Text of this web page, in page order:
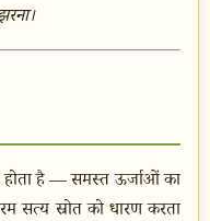
है — समस्त ऊर्जाओं का
सत्य स्रोत को धारण करता